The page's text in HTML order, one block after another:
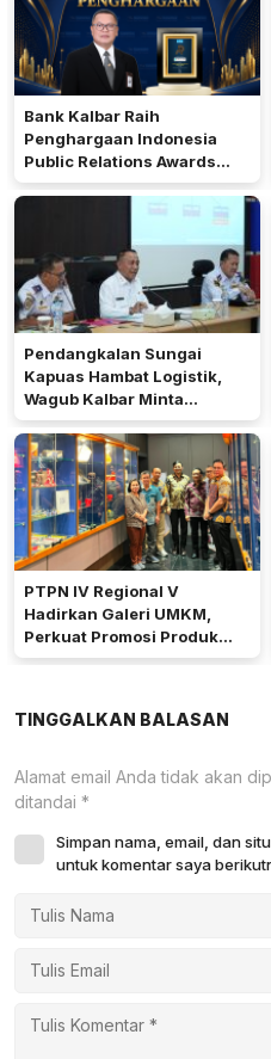
Bank Kalbar Raih
Penghargaan Indonesia
Public Relations Awards
2026
Pendangkalan Sungai
Kapuas Hambat Logistik,
Wagub Kalbar Minta
Pengerukan Diprioritaskan
PTPN IV Regional V
Hadirkan Galeri UMKM,
Perkuat Promosi Produk
Mitra Binaan Melalui Inovasi
TINGGALKAN BALASAN
Alamat email Anda tidak akan
ditandai *
Simpan nama, email, dan
untuk komentar saya